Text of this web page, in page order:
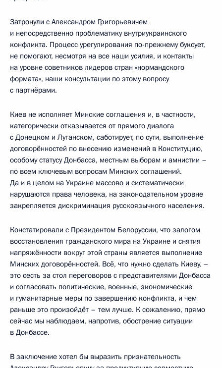
Затронули с Александром Григорьевичем
и непосредственно проблематику внутриукраинского
конфликта. Процесс урегулирования по-прежнему буксует,
не помогают, несмотря на все наши усилия, и контакты
на уровне советников лидеров стран «нормандского
формата», наши консультации по этому вопросу
с партнёрами.
Киев не исполняет Минские соглашения и, в частности,
категорически отказывается от прямого диалога
с Донецком и Луганском, саботирует, по сути, выполнение
договорённостей по внесению изменений в Конституцию,
особому статусу Донбасса, местным выборам и амнистии –
по всем ключевым вопросам Минских соглашений.
Да и в целом на Украине массово и систематически
нарушаются права человека, на законодательном уровне
закрепляется дискриминация русскоязычного населения.
Констатировали с Президентом Белоруссии, что залогом
восстановления гражданского мира на Украине и снятия
напряжённости вокруг этой страны является выполнение
Минских договорённостей. Всё, что нужно сделать Киеву, –
это сесть за стол переговоров с представителями Донбасса
и согласовать политические, военные, экономические
и гуманитарные меры по завершению конфликта, и чем
раньше это произойдёт – тем лучше. К сожалению, прямо
сейчас мы наблюдаем, напротив, обострение ситуации
в Донбассе.
В заключение хотел бы выразить признательность